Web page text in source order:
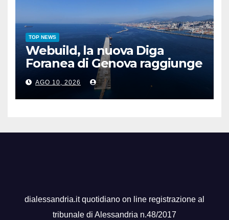
TOP NEWS
Webuild, la nuova Diga
Foranea di Genova raggiunge
1,5 chilometri di lunghezza
AGO 10, 2026
dialessandria.it quotidiano on line registrazione al
tribunale di Alessandria n.48/2017